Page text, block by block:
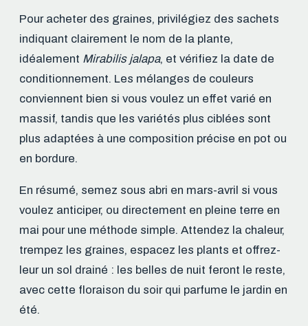
Pour acheter des graines, privilégiez des sachets
indiquant clairement le nom de la plante,
idéalement Mirabilis jalapa, et vérifiez la date de
conditionnement. Les mélanges de couleurs
conviennent bien si vous voulez un effet varié en
massif, tandis que les variétés plus ciblées sont
plus adaptées à une composition précise en pot ou
en bordure.
En résumé, semez sous abri en mars-avril si vous
voulez anticiper, ou directement en pleine terre en
mai pour une méthode simple. Attendez la chaleur,
trempez les graines, espacez les plants et offrez-
leur un sol drainé : les belles de nuit feront le reste,
avec cette floraison du soir qui parfume le jardin en
été.